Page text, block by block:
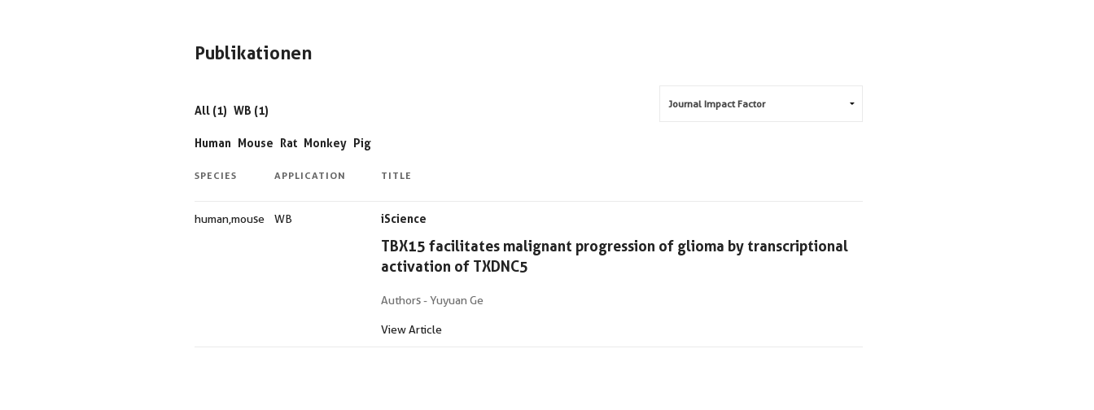
Publikationen
All (1) WB (1)
Human Mouse Rat Monkey Pig
SPECIES APPLICATION TITLE
human,mouse WB iScience
TBX15 facilitates malignant progression of glioma by transcriptional
activation of TXDNC5
Authors - Yuyuan Ge
View Article